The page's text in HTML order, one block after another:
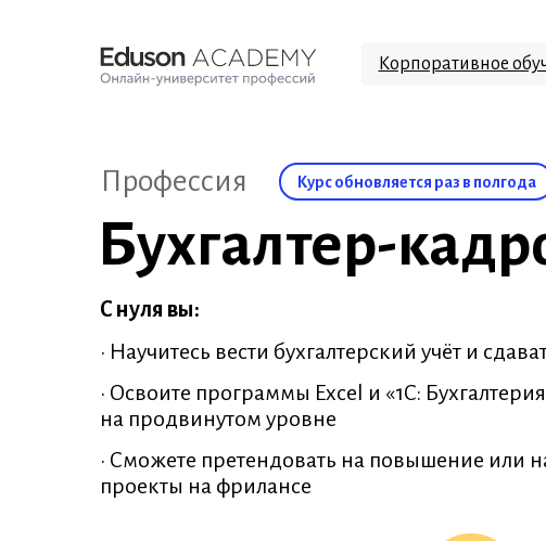
• Научитесь вести бухгалтерский учёт и
Бухгалтер-
Профессия
С нуля вы:
• Освоите программы Excel и «1С: Бухгалтерия
на продвинутом уровне
• Сможете претендовать на повышение или
проекты на фрилансе
Курс обновляется раз в полгода
Корпоративное